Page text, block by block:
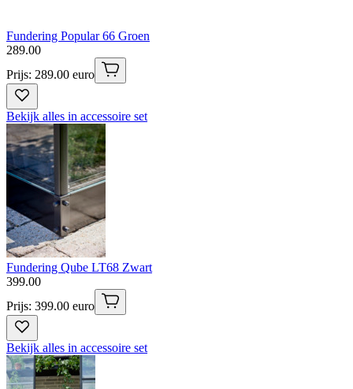
Fundering Popular 66 Groen
289.00
Prijs: 289.00 euro
Bekijk alles in accessoire set
Fundering Qube LT68 Zwart
399.00
Prijs: 399.00 euro
Bekijk alles in accessoire set